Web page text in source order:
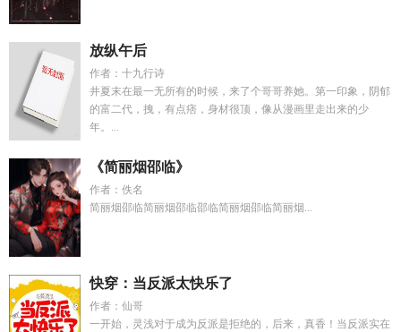
放纵午后
作者：十九行诗
井夏末在最一无所有的时候，来了个哥哥养她。第一印象，阴郁
的富二代，拽，有点痞，身材很顶，像从漫画里走出来的少
年。...
《简丽烟邵临》
作者：佚名
简丽烟邵临简丽烟邵临邵临简丽烟邵临简丽烟...
快穿：当反派太快乐了
作者：仙哥
一开始，灵浅对于成为反派是拒绝的，后来，真香！当反派实在